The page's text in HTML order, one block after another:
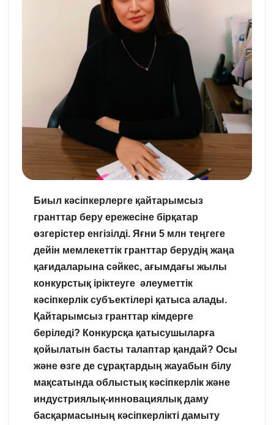
Биыл кәсіпкерлерге қайтарымсыз
гранттар беру ережесіне бірқатар
өзгерістер енгізілді. Яғни 5 млн теңгеге
дейін мемлекеттік гранттар берудің жаңа
қағидаларына сәйкес, ағымдағы жылы
конкурстық іріктеуге әлеуметтік
кәсіпкерлік субъектілері қатыса алады.
Қайтарымсыз гранттар кімдерге
беріледі? Конкурсқа қатысушыларға
қойылатын басты талаптар қандай? Осы
және өзге де сұрақтардың жауабын білу
мақсатында облыстық кәсіпкерлік және
индустриялық-инновациялық даму
басқармасының кәсіпкерлікті дамыту